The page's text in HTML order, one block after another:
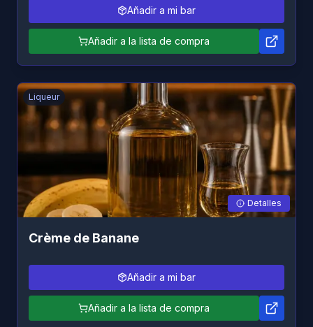
Añadir a mi bar
Añadir a la lista de compra
Liqueur
Detalles
Crème de Banane
Añadir a mi bar
Añadir a la lista de compra